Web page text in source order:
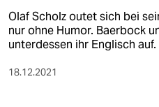
Olaf Scholz outet sich bei
nur ohne Humor. Baerbock
unterdessen ihr Englisch auf.
18.12.2021